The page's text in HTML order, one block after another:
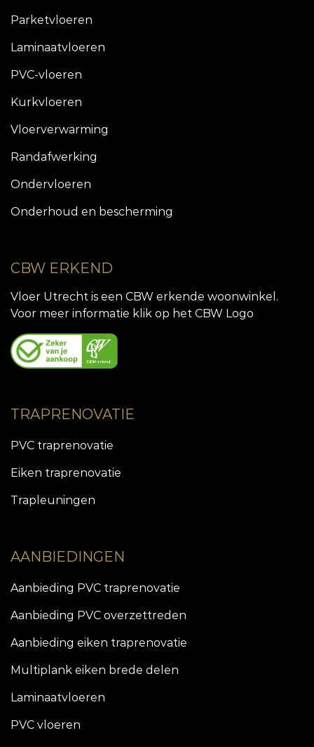
Parketvloeren
Laminaatvloeren
PVC-vloeren
Kurkvloeren
Vloerverwarming
Randafwerking
Ondervloeren
Onderhoud en bescherming
CBW ERKEND
Vloer Utrecht is een CBW erkende woonwinkel.
Voor meer informatie klik op het CBW Logo
TRAPRENOVATIE
PVC traprenovatie
Eiken traprenovatie
Trapleuningen
AANBIEDINGEN
Aanbieding PVC traprenovatie
Aanbieding PVC overzettreden
Aanbieding eiken traprenovatie
Multiplank eiken brede delen
Laminaatvloeren
PVC vloeren